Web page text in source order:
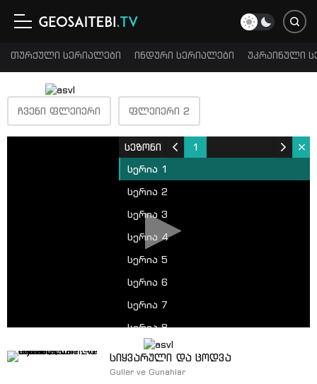
თურქული სერიალები ინდური სერიალები უკრაინული
ᲩᲕᲔᲜᲘ ᲤᲚᲔᲘᲔᲠᲘ ᲤᲚᲔᲘᲔᲠᲘ 2
სეზონი
1
სერია 1
სერია 2
სერია 3
სერია 4
სერია 5
სერია 6
სერია 7
სერია 8
სერია 9
სერია 10
სიყვარული და ცოდვა
Guller ve Gunahlar